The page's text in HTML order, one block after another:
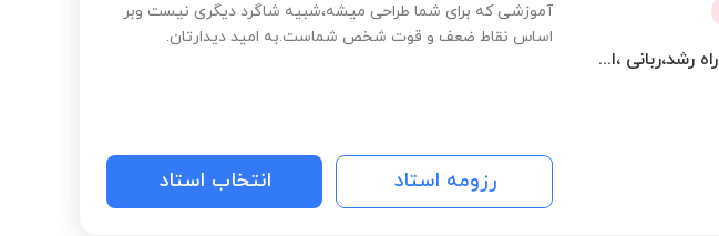
تدریس شاگردان مدارس سمپاد،سلام،مهدوی،سوده،راه رشد،ربانی ،ابوعلی سینا،البرز و مدارس بین المللی.
آموزشی که برای شما طراحی میشه،شبیه شاگرد دیگری نیست وبر
اساس نقاط ضعف و قوت شخص شماست.به امید دیدارتان.
رزومه استاد انتخاب استاد